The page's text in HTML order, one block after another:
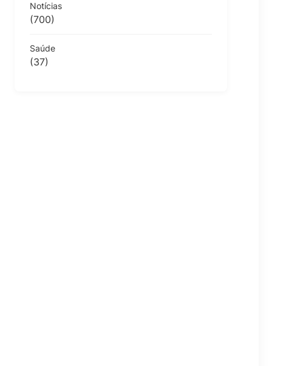
Notícias
(700)
Saúde
(37)